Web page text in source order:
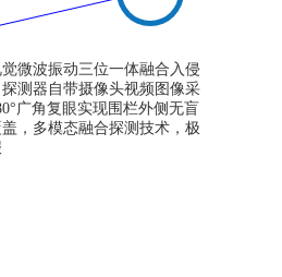
微波振动三位一体融合入侵
测器自带摄像头视频图像采
广角复眼实现围栏外侧无盲
，多模态融合探测技术，极